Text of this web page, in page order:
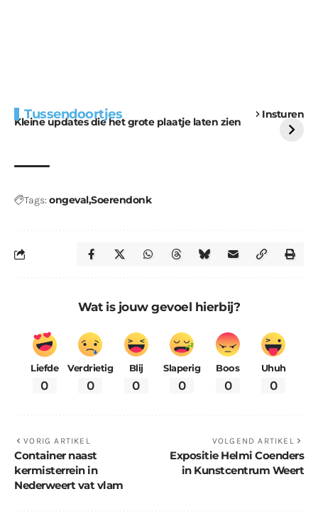
Tussendoortjes Insturen
Kleine updates die het grote plaatje laten zien
voor kabouters
uitdaging
Tags:ongevalSoerendonk
Wat is jouw gevoel hierbij?
Liefde
0
Verdrietig
0
Blij
0
Slaperig
0
Boos
0
Uhuh
0
VORIG ARTIKEL
Container naast
kermisterrein in
Nederweert vat vlam
VOLGEND ARTIKEL
Expositie Helmi Coenders
in Kunstcentrum Weert